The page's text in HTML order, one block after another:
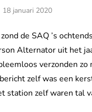
18 januari 2020
de SAQ ’s
Alternator uit het
verzonden zo
zelf was een
station zelf waren tal